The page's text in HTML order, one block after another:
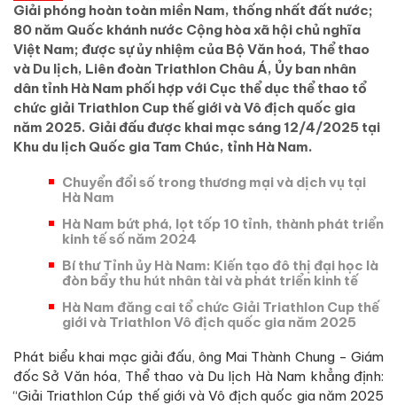
Giải phóng hoàn toàn miền Nam, thống nhất đất nước;
80 năm Quốc khánh nước Cộng hòa xã hội chủ nghĩa
Việt Nam; được sự ủy nhiệm của Bộ Văn hoá, Thể thao
và Du lịch, Liên đoàn Triathlon Châu Á, Ủy ban nhân
dân tỉnh Hà Nam phối hợp với Cục thể dục thể thao tổ
chức giải Triathlon Cup thế giới và Vô địch quốc gia
năm 2025. Giải đấu được khai mạc sáng 12/4/2025 tại
Khu du lịch Quốc gia Tam Chúc, tỉnh Hà Nam.
Chuyển đổi số trong thương mại và dịch vụ tại
Hà Nam
Hà Nam bứt phá, lọt tốp 10 tỉnh, thành phát triển
kinh tế số năm 2024
Bí thư Tỉnh ủy Hà Nam: Kiến tạo đô thị đại học là
đòn bẩy thu hút nhân tài và phát triển kinh tế
Hà Nam đăng cai tổ chức Giải Triathlon Cup thế
giới và Triathlon Vô địch quốc gia năm 2025
Phát biểu khai mạc giải đấu, ông Mai Thành Chung - Giám
đốc Sở Văn hóa, Thể thao và Du lịch Hà Nam khẳng định:
“Giải Triathlon Cúp thế giới và Vô địch quốc gia năm 2025